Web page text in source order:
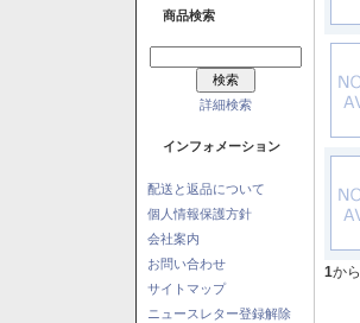
商品検索
詳細検索
インフォメーション
配送と返品について
個人情報保護方針
会社案内
お問い合わせ
サイトマップ
ニュースレター登録解除
1から